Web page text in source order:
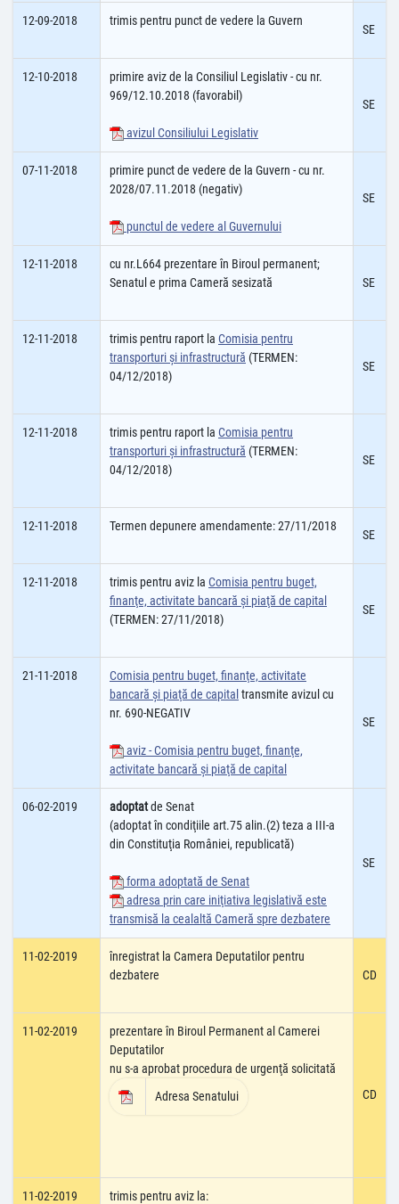
12-09-2018 trimis pentru punct de vedere la Guvern
SE
12-10-2018
primire aviz de la Consiliul Legislativ - cu nr.
969/12.10.2018 (favorabil)
avizul Consiliului Legislativ
SE
07-11-2018
primire punct de vedere de la Guvern - cu nr.
2028/07.11.2018 (negativ)
punctul de vedere al Guvernului
SE
12-11-2018
cu nr.L664 prezentare în Biroul permanent;
Senatul e prima Cameră sesizată
SE
12-11-2018 trimis pentru raport la Comisia pentru
transporturi şi infrastructură (TERMEN:
04/12/2018)
SE
12-11-2018 trimis pentru raport la Comisia pentru
transporturi şi infrastructură (TERMEN:
04/12/2018)
SE
12-11-2018 Termen depunere amendamente: 27/11/2018
SE
12-11-2018 trimis pentru aviz la Comisia pentru buget,
finanţe, activitate bancară şi piaţă de capital
(TERMEN: 27/11/2018)
SE
21-11-2018
Comisia pentru buget, finanţe, activitate
bancară şi piaţă de capital transmite avizul cu
nr. 690-NEGATIV
aviz - Comisia pentru buget, finanţe,
activitate bancară şi piaţă de capital
SE
06-02-2019 adoptatde Senat
(adoptat în condiţiile art.75 alin.(2) teza a III-a
din Constituţia României, republicată)
forma adoptată de Senat
adresa prin care iniţiativa legislativă este
transmisă la cealaltă Cameră spre dezbatere
SE
11-02-2019
înregistrat la Camera Deputatilor pentru
dezbatere
CD
11-02-2019
prezentare în Biroul Permanent al Camerei
Deputatilor
nu s-a aprobat procedura de urgenţă solicitată
Adresa Senatului
CD
11-02-2019
trimis pentru aviz la: